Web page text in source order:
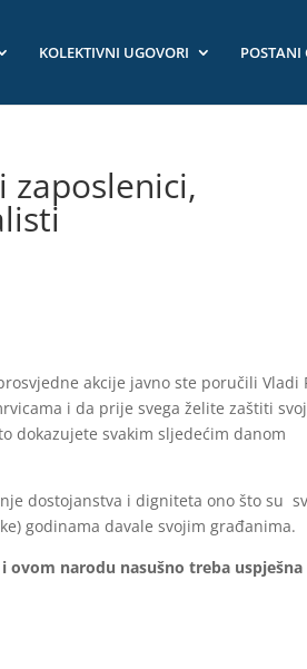
KOLEKTIVNI UGOVORI POSTANI
zaposlenici,
akcije javno ste poručili Vladi
i da prije svega želite zaštiti
dokazujete svakim sljedećim danom
dostojanstva i digniteta ono što su
godinama davale svojim građanima.
ovom narodu nasušno treba uspješna